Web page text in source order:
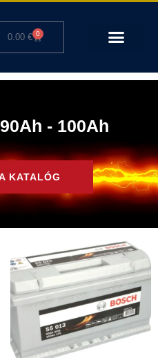
0.00€ 0
Cart
- 100Ah
KATALÓG